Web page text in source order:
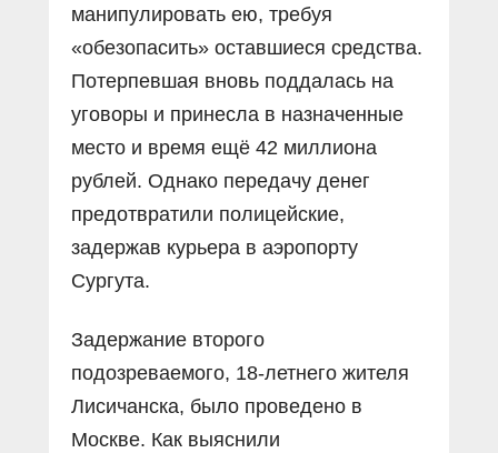
манипулировать ею, требуя
«обезопасить» оставшиеся средства.
Потерпевшая вновь поддалась на
уговоры и принесла в назначенные
место и время ещё 42 миллиона
рублей. Однако передачу денег
предотвратили полицейские,
задержав курьера в аэропорту
Сургута.
Задержание второго
подозреваемого, 18-летнего жителя
Лисичанска, было проведено в
Москве. Как выяснили